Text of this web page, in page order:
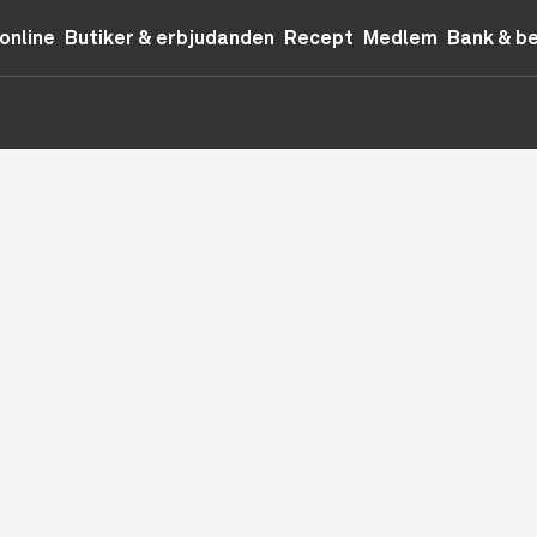
Butiker & erbjudanden Recept Medlem Bank &